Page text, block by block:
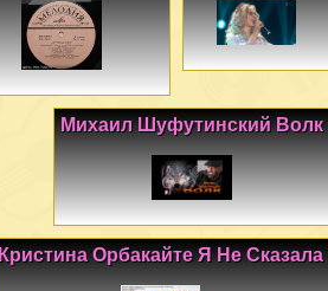
Михаил Шуфутинский Волк
Кристина Орбакайте Я Не Сказала